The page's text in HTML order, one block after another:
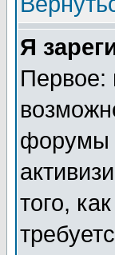
Я
Первое:
форумы
того,